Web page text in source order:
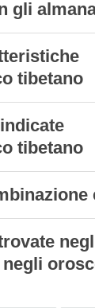
gli
tibetano
tibetano